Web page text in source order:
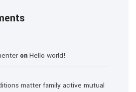
on Hello world!
matter family active mutual